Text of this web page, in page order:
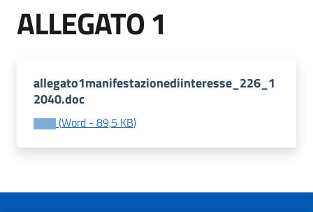
Servizi
Menu selezionato
Tutti
ALLEGATO 1
allegato1manifestazionediinteresse_226_1
2040.doc
(Word - 89,5 KB)